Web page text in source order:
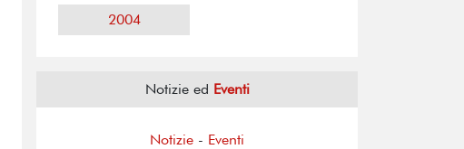
2004
Notizie ed Eventi
Notizie - Eventi